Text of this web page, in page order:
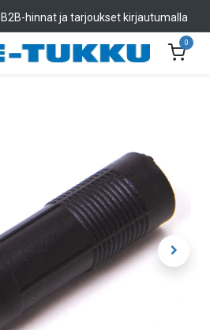
B2B-hinnat ja tarjoukset kirjautumalla
0